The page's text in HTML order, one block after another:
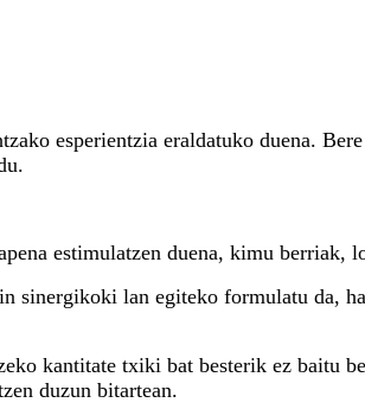
esperientzia eraldatuko duena.
estimulatzen duena, kimu berriak,
sinergikoki lan egiteko formulatu da,
kantitate txiki bat besterik ez baitu
duzun bitartean.